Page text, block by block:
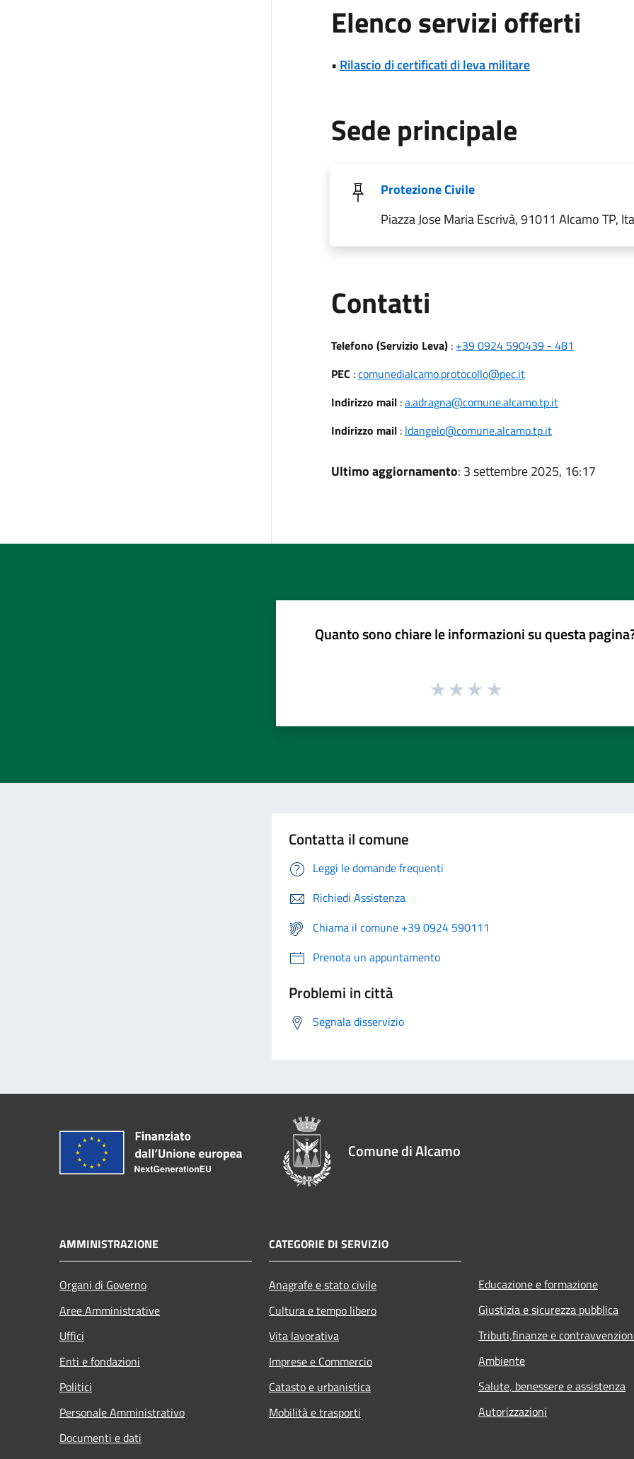
Elenco servizi offerti
• Rilascio di certificati di leva militare
Sede principale
Protezione Civile
Piazza Jose Maria Escrivà, 91011 Alcamo TP,
Contatti
Telefono (Servizio Leva): +39 0924 590439 - 481
PEC :comunedialcamo.protocollo@pec.it
Indirizzo mail:a.adragna@comune.alcamo.tp.it
Indirizzo mail: ldangelo@comune.alcamo.tp.it
Ultimo aggiornamento: 3 settembre 2025, 16:17
Quanto sono chiare le informazioni su questa
Contatta il comune
Leggi le domande frequenti
Richiedi Assistenza
Chiama il comune +39 0924 590111
Prenota un appuntamento
Problemi in città
Segnala disservizio
Comune di Alcamo
AMMINISTRAZIONE
Organi di Governo
Aree Amministrative
Uffici
Enti e fondazioni
Politici
Personale Amministrativo
Documenti e dati
CATEGORIE DI SERVIZIO
Anagrafe e stato civile
Cultura e tempo libero
Vita lavorativa
Imprese e Commercio
Catasto e urbanistica
Mobilità e trasporti
Educazione e formazione
Giustizia e sicurezza pubblica
Tributi,finanze e
Ambiente
Salute, benessere e assistenza
Autorizzazioni